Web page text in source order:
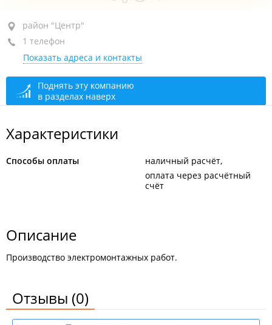
район "Центр", ул. Светланская, 133
+7 924 337-37-33
сегодня закрыто
район "Центр"
1 телефон
Показать адреса и контакты
Поднять эту компанию
в разделах наверх
Характеристики
Способы оплаты
наличный расчёт
оплата через расчётный
счёт
Описание
Производство электромонтажных работ.
Отзывы (0)